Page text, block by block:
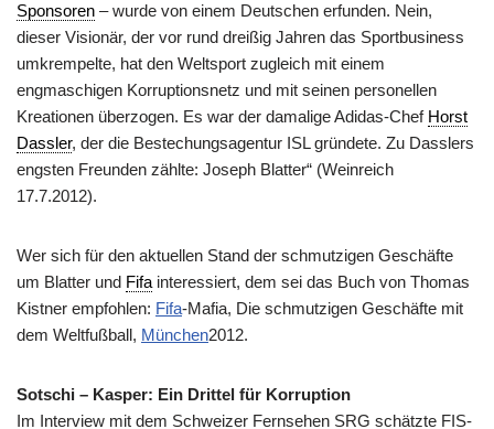
Sponsoren – wurde von einem Deutschen erfunden. Nein,
dieser Visionär, der vor rund dreißig Jahren das Sportbusiness
umkrempelte, hat den Weltsport zugleich mit einem
engmaschigen Korruptionsnetz und mit seinen personellen
Kreationen überzogen. Es war der damalige Adidas-Chef Horst
Dassler, der die Bestechungsagentur ISL gründete. Zu Dasslers
engsten Freunden zählte: Joseph Blatter“ (Weinreich
17.7.2012).
Wer sich für den aktuellen Stand der schmutzigen Geschäfte
um Blatter und Fifa interessiert, dem sei das Buch von Thomas
Kistner empfohlen: Fifa-Mafia, Die schmutzigen Geschäfte mit
dem Weltfußball, München2012.
Sotschi – Kasper: Ein Drittel für Korruption
Im Interview mit dem Schweizer Fernsehen SRG schätzte FIS-